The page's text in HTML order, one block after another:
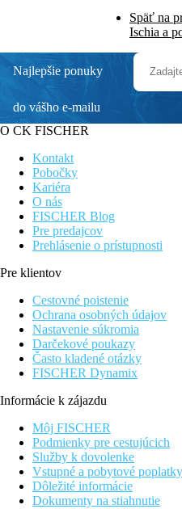
Späť na
Ischia a
Najlepšie ponuky
do vášho e-mailu
O CK FISCHER
Kontakt
Pobočky
Kariéra
O nás
FISCHER Blog
Pre predajcov
Prehlásenie o prístupnosti
Pre klientov
Cestovné poistenie
Ochrana osobných údajov
Nastavenie súkromia
Darčekové poukazy
Často kladené otázky
FISCHER Dynamix
Informácie k zájazdu
Môj FISCHER
Podmienky pre cestujúcich
Služby k dovolenke
Vstupné a pobytové poplatky
Dôležité informácie
Dokumenty na stiahnutie